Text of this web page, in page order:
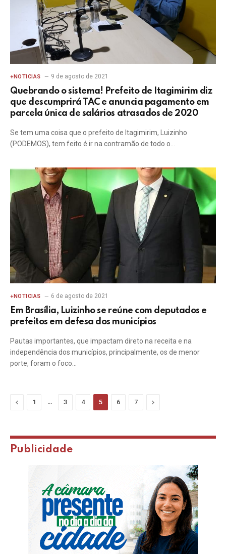
+NOTICIAS 9 de agosto de 2021
Quebrando o sistema! Prefeito de Itagimirim diz
que descumprirá TAC e anuncia pagamento em
parcela única de salários atrasados de 2020
Se tem uma coisa que o prefeito de Itagimirim, Luizinho
(PODEMOS), tem feito é ir na contramão de todo o…
+NOTICIAS 6 de agosto de 2021
Em Brasília, Luizinho se reúne com deputados e
prefeitos em defesa dos municípios
Pautas importantes, que impactam direto na receita e na
independência dos municípios, principalmente, os de menor
porte, foram o foco…
Previous
1 … 3 4 5 6 7 Next
Publicidade